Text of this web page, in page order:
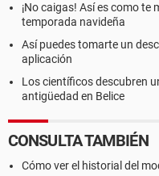
¡No caigas! Así es como
temporada navideña
Así puedes tomarte un
aplicación
Los científicos descubren
antigüedad en Belice
CONSULTA TAMBIÉN
Cómo ver el historial del